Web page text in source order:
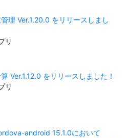
理 Ver.1.20.0 をリリースしまし
リ
Ver.1.12.0 をリリースしました！
リ
android 15.1.0において